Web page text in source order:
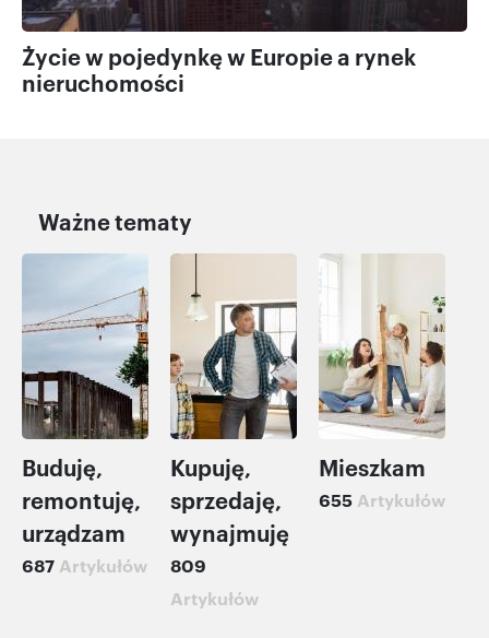
Życie w pojedynkę w Europie a rynek
nieruchomości
Ważne tematy
Buduję,
remontuję,
urządzam
687 Artykułów
Kupuję,
sprzedaję,
wynajmuję
809
Artykułów
Mieszkam
655 Artykułów